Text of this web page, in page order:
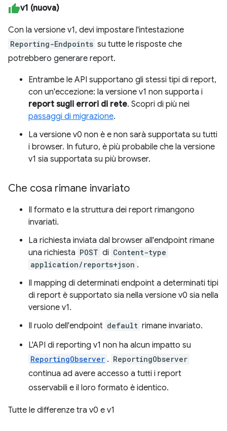
v1 (nuova)
Con la versione v1, devi impostare l'intestazione
Reporting-Endpoints su tutte le risposte che
potrebbero generare report.
Entrambe le API supportano gli stessi tipi di report,
con un'eccezione: la versione v1 non supporta i
report sugli errori di rete. Scopri di più nei
passaggi di migrazione.
La versione v0 non è e non sarà supportata su tutti
i browser. In futuro, è più probabile che la versione
v1 sia supportata su più browser.
Che cosa rimane invariato
Il formato e la struttura dei report rimangono
invariati.
La richiesta inviata dal browser all'endpoint rimane
una richiesta POST di Content-type
application/reports+json .
Il mapping di determinati endpoint a determinati tipi
di report è supportato sia nella versione v0 sia nella
versione v1.
Il ruolo dell'endpoint default rimane invariato.
L'API di reporting v1 non ha alcun impatto su
ReportingObserver . ReportingObserver
continua ad avere accesso a tutti i report
osservabili e il loro formato è identico.
Tutte le differenze tra v0 e v1